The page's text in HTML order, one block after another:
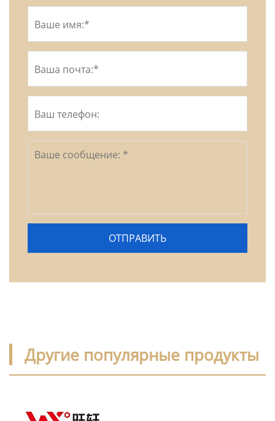
Другие популярные продукты